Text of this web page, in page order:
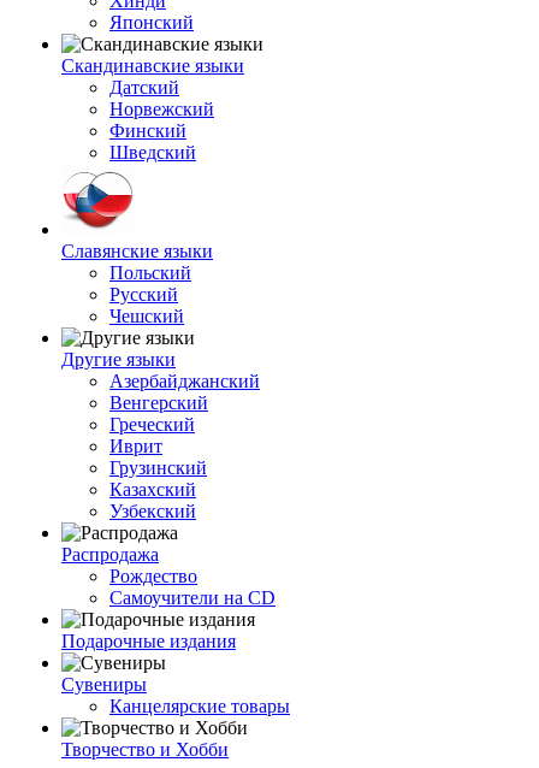
Японский
Скандинавские языки
Датский
Норвежский
Финский
Шведский
Славянские языки
Польский
Русский
Чешский
Другие языки
Азербайджанский
Венгерский
Греческий
Иврит
Грузинский
Казахский
Узбекский
Распродажа
Рождество
Самоучители на CD
Подарочные издания
Сувениры
Канцелярские товары
Творчество и Хобби